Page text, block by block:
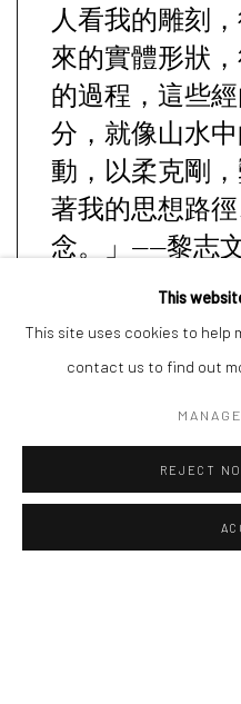
人看我的雕刻
來的實體形狀
的過程，這些
分，就像山水
動，以柔克剛
著我的思想路
念。」——黎志
「澄懷味象」出自中國南朝
審美自然物像。黎志文喜愛
黎志文利用原生或自然的力
This
This site uses cookies to help
contact us to find out
REJECT